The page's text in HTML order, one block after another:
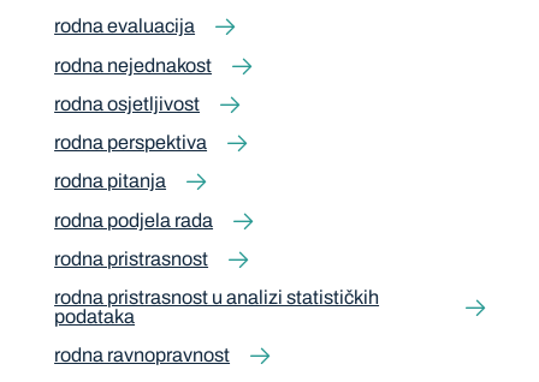
rodna evaluacija
rodna nejednakost
rodna osjetljivost
rodna perspektiva
rodna pitanja
rodna podjela rada
rodna pristrasnost
rodna pristrasnost u analizi statističkih
podataka
rodna ravnopravnost